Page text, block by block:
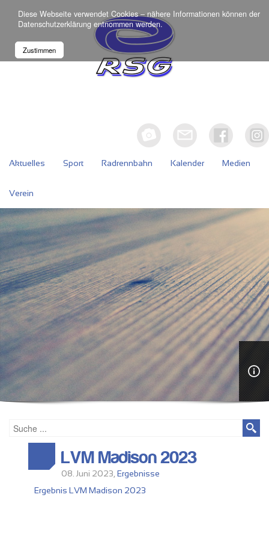
Diese Webseite verwendet Cookies – nähere Informationen können der
Datenschutzerklärung entnommen werden.
Zustimmen
Aktuelles Sport Radrennbahn Kalender Medien
Verein
LVM Madison 2023
08. Juni 2023, Ergebnisse
Ergebnis LVM Madison 2023